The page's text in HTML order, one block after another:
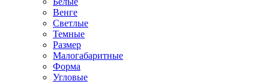
Венге
Светлые
Темные
Размер
Малогабаритные
Форма
Угловые